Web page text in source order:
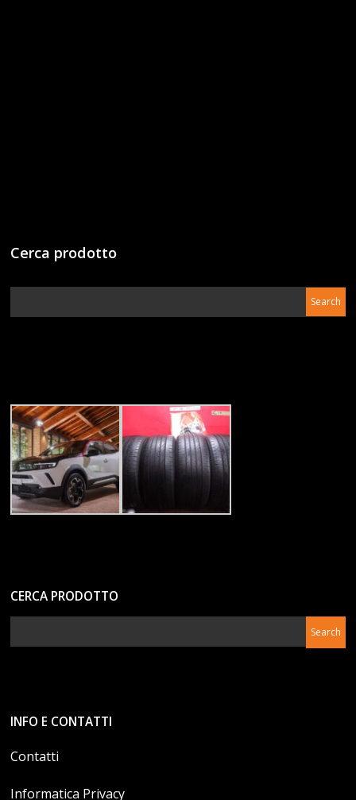
Cerca prodotto
CERCA PRODOTTO
INFO E CONTATTI
Contatti
Informatica Privacy